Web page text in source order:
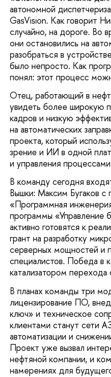
автономной
GasVision. Как говорит
случайно, на дороге. Во
они остановились на
разобраться в
было непросто. Как
понял: этот процесс
Отец, работающий в
увидеть более широкую
кадров и низкую
на автоматических
проекта, который
зрение и ИИ в одной
и управления процессами
В команду сегодня
Вышки: Максим Бугаков с
«Программная
программы «Управление
активно готовятся к
грант на разработку
серверных мощностей и
специалистов. Победа в
катализатором
В планах команды три
лицензирование ПО,
ключ» и техническое
клиентами станут сети
автоматизации и
Проект уже вызвал
нефтяной компании, и
намерениях для